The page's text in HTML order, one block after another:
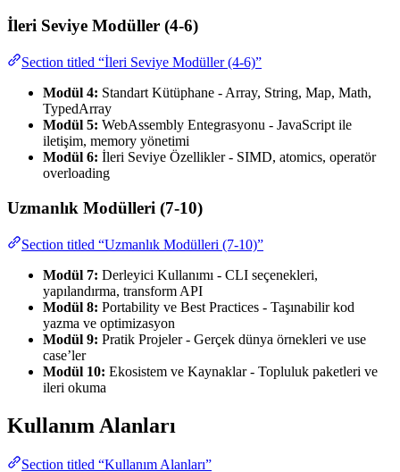
İleri Seviye Modüller (4-6)
Section titled “İleri Seviye Modüller (4-6)”
Modül 4: Standart Kütüphane - Array, String, Map, Math,
TypedArray
Modül 5: WebAssembly Entegrasyonu - JavaScript ile
iletişim, memory yönetimi
Modül 6: İleri Seviye Özellikler - SIMD, atomics, operatör
overloading
Uzmanlık Modülleri (7-10)
Section titled “Uzmanlık Modülleri (7-10)”
Modül 7: Derleyici Kullanımı - CLI seçenekleri,
yapılandırma, transform API
Modül 8: Portability ve Best Practices - Taşınabilir kod
yazma ve optimizasyon
Modül 9: Pratik Projeler - Gerçek dünya örnekleri ve use
case’ler
Modül 10: Ekosistem ve Kaynaklar - Topluluk paketleri ve
ileri okuma
Kullanım Alanları
Section titled “Kullanım Alanları”